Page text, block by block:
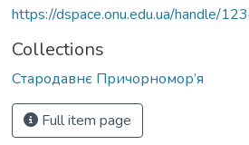
https://dspace.onu.edu.ua/handle/
Collections
Стародавнє Причорномор’я
Full item page